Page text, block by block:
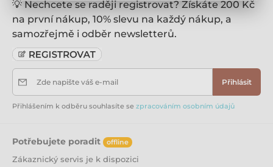
💡 Nechcete se raději registrovat? Získáte 200 Kč
na první nákup, 10% slevu na každý nákup, a
samozřejmě i odběr newsletterů.
Zde napište váš e-mail Přihlásit
Přihlášením k odběru souhlasíte se zpracováním osobním údajů
Potřebujete poradit offline
Zákaznický servis je k dispozici